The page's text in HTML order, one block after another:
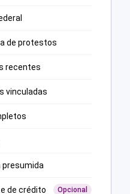
de protestos
recentes
vinculadas
presumida
de crédito Opcional